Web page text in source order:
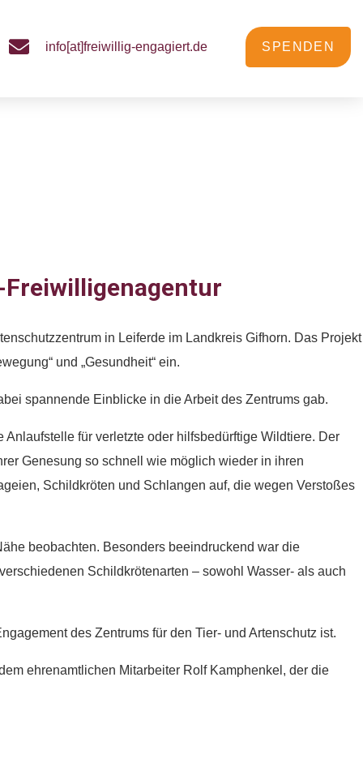
info[at]freiwillig-engagiert.de SPENDEN
Freiwilligenagentur
in Leiferde im Landkreis Gifhorn. Das Projekt
und „Gesundheit“ ein.
spannende Einblicke in die Arbeit des Zentrums gab.
für verletzte oder hilfsbedürftige Wildtiere. Der
Genesung so schnell wie möglich wieder in ihren
Schildkröten und Schlangen auf, die wegen Verstoßes
beobachten. Besonders beeindruckend war die
Schildkrötenarten – sowohl Wasser- als auch
des Zentrums für den Tier- und Artenschutz ist.
ehrenamtlichen Mitarbeiter Rolf Kamphenkel, der die